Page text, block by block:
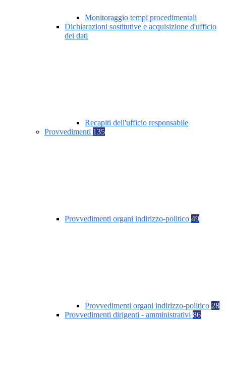
Monitoraggio tempi procedimentali
Dichiarazioni sostitutive e acquisizione d'ufficio
dei dati
Recapiti dell'ufficio responsabile
Provvedimenti 135
Provvedimenti organi indirizzo-politico 49
Provvedimenti organi indirizzo-politico 28
Provvedimenti dirigenti - amministrativi 86